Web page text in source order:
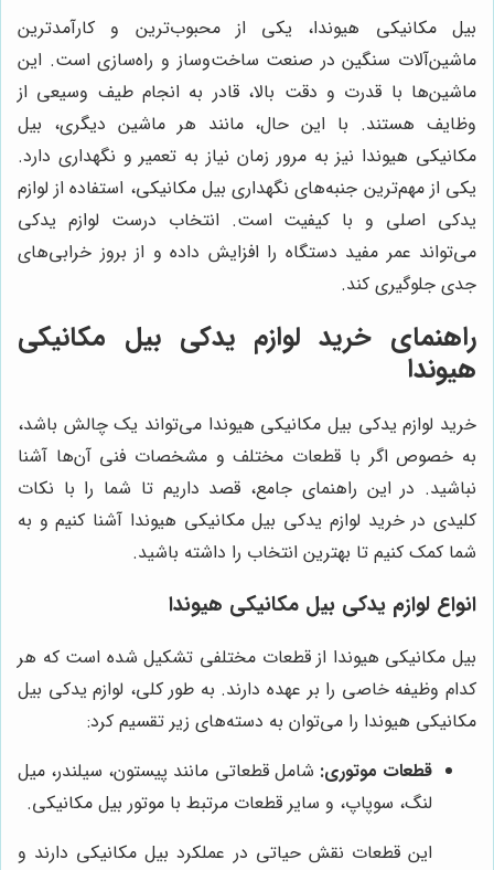
بیل مکانیکی هیوندا، یکی از محبوب‌ترین و کارآمدترین
ماشین‌آلات سنگین در صنعت ساخت‌وساز و راه‌سازی است. این
ماشین‌ها با قدرت و دقت بالا، قادر به انجام طیف وسیعی از
وظایف هستند. با این حال، مانند هر ماشین دیگری، بیل
مکانیکی هیوندا نیز به مرور زمان نیاز به تعمیر و نگهداری دارد.
یکی از مهم‌ترین جنبه‌های نگهداری بیل مکانیکی، استفاده از لوازم
یدکی اصلی و با کیفیت است. انتخاب درست لوازم یدکی
می‌تواند عمر مفید دستگاه را افزایش داده و از بروز خرابی‌های
جدی جلوگیری کند.
راهنمای خرید لوازم یدکی بیل مکانیکی
هیوندا
خرید لوازم یدکی بیل مکانیکی هیوندا می‌تواند یک چالش باشد،
به خصوص اگر با قطعات مختلف و مشخصات فنی آن‌ها آشنا
نباشید. در این راهنمای جامع، قصد داریم تا شما را با نکات
کلیدی در خرید لوازم یدکی بیل مکانیکی هیوندا آشنا کنیم و به
شما کمک کنیم تا بهترین انتخاب را داشته باشید.
انواع لوازم یدکی بیل مکانیکی هیوندا
بیل مکانیکی هیوندا از قطعات مختلفی تشکیل شده است که هر
کدام وظیفه خاصی را بر عهده دارند. به طور کلی، لوازم یدکی بیل
مکانیکی هیوندا را می‌توان به دسته‌های زیر تقسیم کرد:
قطعات موتوری: شامل قطعاتی مانند پیستون، سیلندر، میل
لنگ، سوپاپ، و سایر قطعات مرتبط با موتور بیل مکانیکی.
این قطعات نقش حیاتی در عملکرد بیل مکانیکی دارند و